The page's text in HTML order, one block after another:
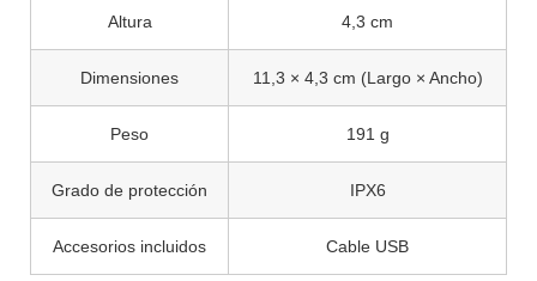
Altura 4,3 cm
Dimensiones 11,3 × 4,3 cm (Largo × Ancho)
Peso 191 g
Grado de protección IPX6
Accesorios incluidos Cable USB